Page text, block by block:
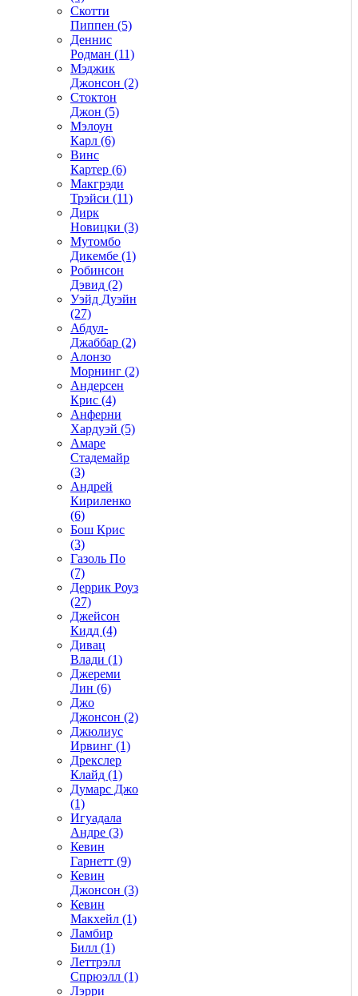
Скотти
Пиппен (5)
Деннис
Родман (11)
Мэджик
Джонсон (2)
Стоктон
Джон (5)
Мэлоун
Карл (6)
Винс
Картер (6)
Макгрэди
Трэйси (11)
Дирк
Новицки (3)
Мутомбо
Дикембе (1)
Робинсон
Дэвид (2)
Уэйд Дуэйн
(27)
Абдул-
Джаббар (2)
Алонзо
Морнинг (2)
Андерсен
Крис (4)
Анферни
Xардуэй (5)
Амаре
Стадемайр
(3)
Андрей
Кириленко
(6)
Бош Крис
(3)
Газоль По
(7)
Деррик Роуз
(27)
Джейсон
Кидд (4)
Дивац
Влади (1)
Джереми
Лин (6)
Джо
Джонсон (2)
Джюлиус
Ирвинг (1)
Дрекслер
Клайд (1)
Думарс Джо
(1)
Игуадала
Андре (3)
Кевин
Гарнетт (9)
Кевин
Джонсон (3)
Кевин
Макхейл (1)
Ламбир
Билл (1)
Леттрэлл
Спрюэлл (1)
Лэрри